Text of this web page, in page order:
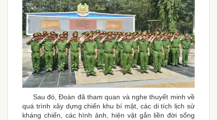
Sau đó, Đoàn đã tham quan và nghe thuyết minh về
quá trình xây dựng chiến khu bí mật, các di tích lịch sử
kháng chiến, các hình ảnh, hiện vật gắn liền đời sống